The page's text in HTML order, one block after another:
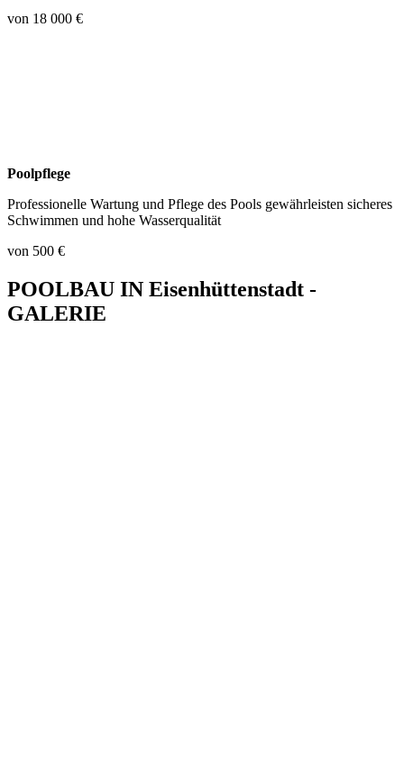
von 18 000 €
Poolpflege
Professionelle Wartung und Pflege des Pools gewährleisten sicheres
Schwimmen und hohe Wasserqualität
von 500 €
POOLBAU IN Eisenhüttenstadt -
GALERIE